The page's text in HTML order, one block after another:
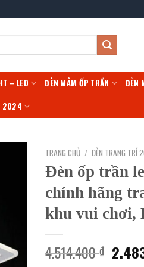
– LED ĐÈN MÂM ỐP TRẦN ĐÈN
2024
TRANG CHỦ / ĐÈN TRANG TRÍ
Đèn ốp trần
chính hãng
khu vui chơi,
4.514.400₫ Giá